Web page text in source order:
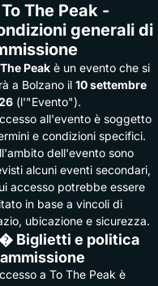
To The Peak -
generali di
Peak è un evento che si
a Bolzano il 10 settembre
(l'"Evento").
all'evento è soggetto
e condizioni specifici.
dell'evento sono
alcuni eventi secondari,
accesso potrebbe essere
in base a vincoli di
ubicazione e sicurezza.
Biglietti e politica
a To The Peak è